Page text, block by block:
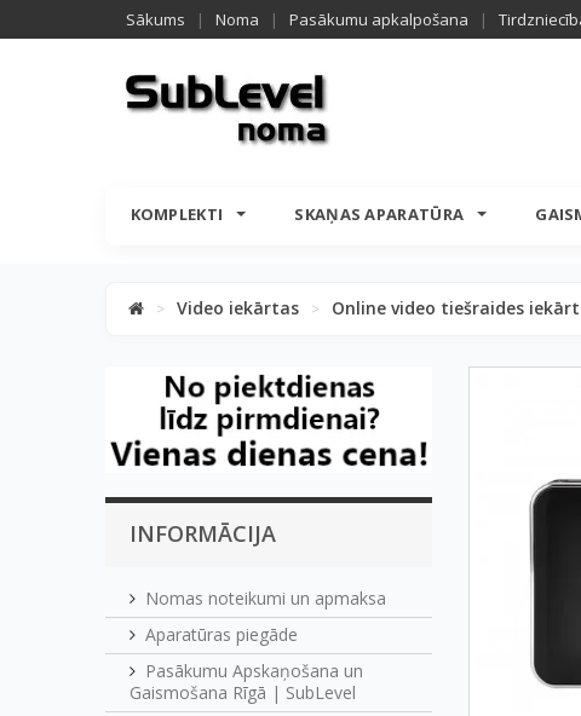
Sākums | Noma | Pasākumu apkalpošana |
KOMPLEKTI SKAŅAS APARATŪRA
> Video iekārtas > Online video tiešraides
INFORMĀCIJA
Nomas noteikumi un apmaksa
Aparatūras piegāde
Pasākumu Apskaņošana un
Gaismošana Rīgā | SubLevel